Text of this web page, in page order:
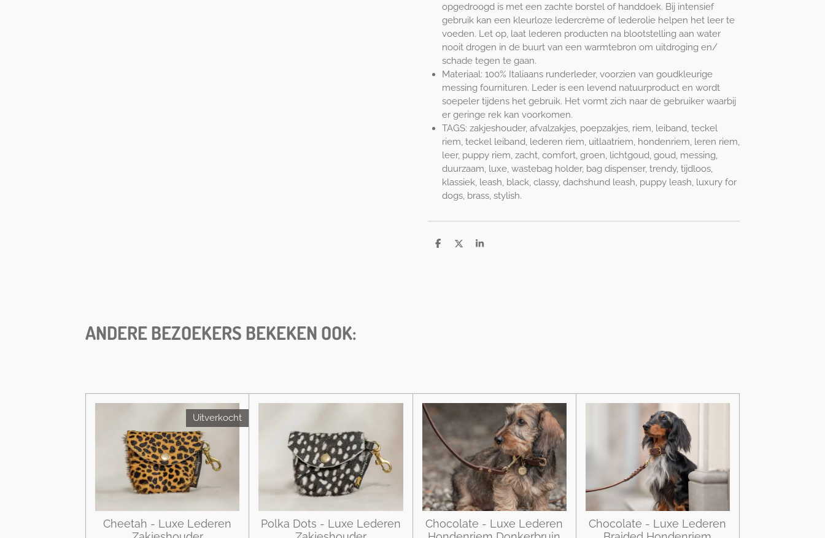
opgedroogd is met een zachte borstel of handdoek. Bij intensief
gebruik kan een kleurloze ledercrème of lederolie helpen het leer te
voeden. Let op, laat lederen producten na blootstelling aan water
nooit drogen in de buurt van een warmtebron om uitdroging en/
schade tegen te gaan.
Materiaal: 100% Italiaans runderleder, voorzien van goudkleurige
messing fournituren. Leder is een levend natuurproduct en wordt
soepeler tijdens het gebruik. Het vormt zich naar de gebruiker waarbij
er geringe rek kan voorkomen.
TAGS: zakjeshouder, afvalzakjes, poepzakjes, riem, leiband, teckel
riem, teckel leiband, lederen riem, uitlaatriem, hondenriem, leren riem,
leer, puppy riem, zacht, comfort, groen, lichtgoud, goud, messing,
duurzaam, luxe, wastebag holder, bag dispenser, trendy, tijdloos,
klassiek, leash, black, classy, dachshund leash, puppy leash, luxury for
dogs, brass, stylish.
D
D
S
ANDERE BEZOEKERS BEKEKEN OOK:
Uitverkocht
Cheetah - Luxe Lederen
Polka Dots - Luxe Lederen
Chocolate - Luxe Lederen
Chocolate - Luxe Lederen